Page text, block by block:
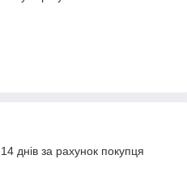
днів за рахунок покупця